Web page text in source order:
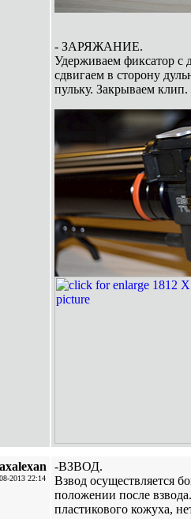
- ЗАРЯЖАНИЕ.
Удерживаем фиксатор с
сдвигаем в сторону
пульку. Закрываем
2013 22:14
-ВЗВОД.
Взвод осуществляется
положении после
пластикового кожуха,